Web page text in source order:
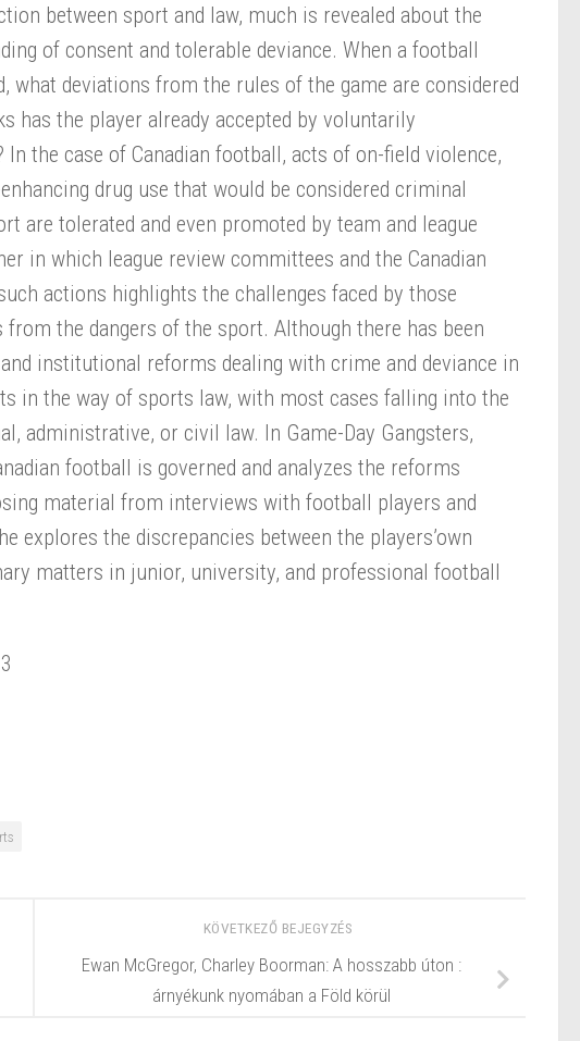
between sport and law, much is revealed about the
of consent and tolerable deviance. When a football
what deviations from the rules of the game are considered
has the player already accepted by voluntarily
the case of Canadian football, acts of on-field violence,
drug use that would be considered criminal
are tolerated and even promoted by team and league
in which league review committees and the Canadian
actions highlights the challenges faced by those
the dangers of the sport. Although there has been
institutional reforms dealing with crime and deviance in
in the way of sports law, with most cases falling into the
administrative, or civil law. In Game-Day Gangsters,
football is governed and analyzes the reforms
material from interviews with football players and
explores the discrepancies between the players’own
matters in junior, university, and professional football
KÖVETKEZŐ BEJEGYZÉS
Ewan McGregor, Charley Boorman: A hosszabb úton :
árnyékunk nyomában a Föld körül